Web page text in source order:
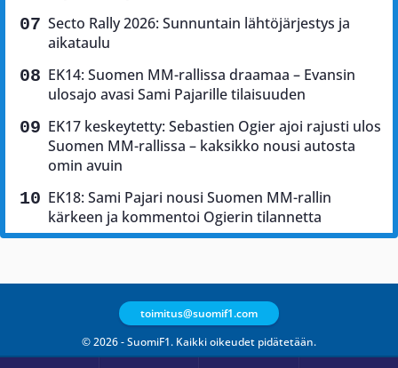
Secto Rally 2026: Sunnuntain lähtöjärjestys ja
aikataulu
EK14: Suomen MM-rallissa draamaa – Evansin
ulosajo avasi Sami Pajarille tilaisuuden
EK17 keskeytetty: Sebastien Ogier ajoi rajusti ulos
Suomen MM-rallissa – kaksikko nousi autosta
omin avuin
EK18: Sami Pajari nousi Suomen MM-rallin
kärkeen ja kommentoi Ogierin tilannetta
© 2026 - SuomiF1. Kaikki oikeudet pidätetään.
toimitus@suomif1.com